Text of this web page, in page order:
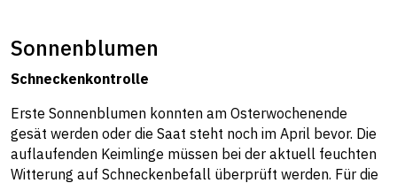
Sonnenblumen
Schneckenkontrolle
Erste Sonnenblumen konnten am Osterwochenende
gesät werden oder die Saat steht noch im April bevor. Die
auflaufenden Keimlinge müssen bei der aktuell feuchten
Witterung auf Schneckenbefall überprüft werden. Für die